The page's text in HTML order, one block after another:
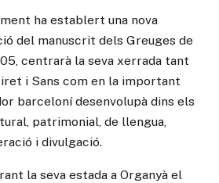
ha establert una nova
del manuscrit dels Greuges de
centrarà la seva xerrada tant
i Sans com en la important
barceloní desenvolupà dins els
patrimonial, de llengua,
i divulgació.
la seva estada a Organyà el